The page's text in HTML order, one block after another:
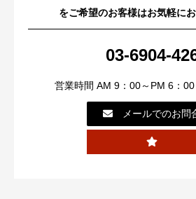
をご希望のお客様はお気軽に
03-6904-
営業時間 AM 9：00～PM 6：
メールでのお問